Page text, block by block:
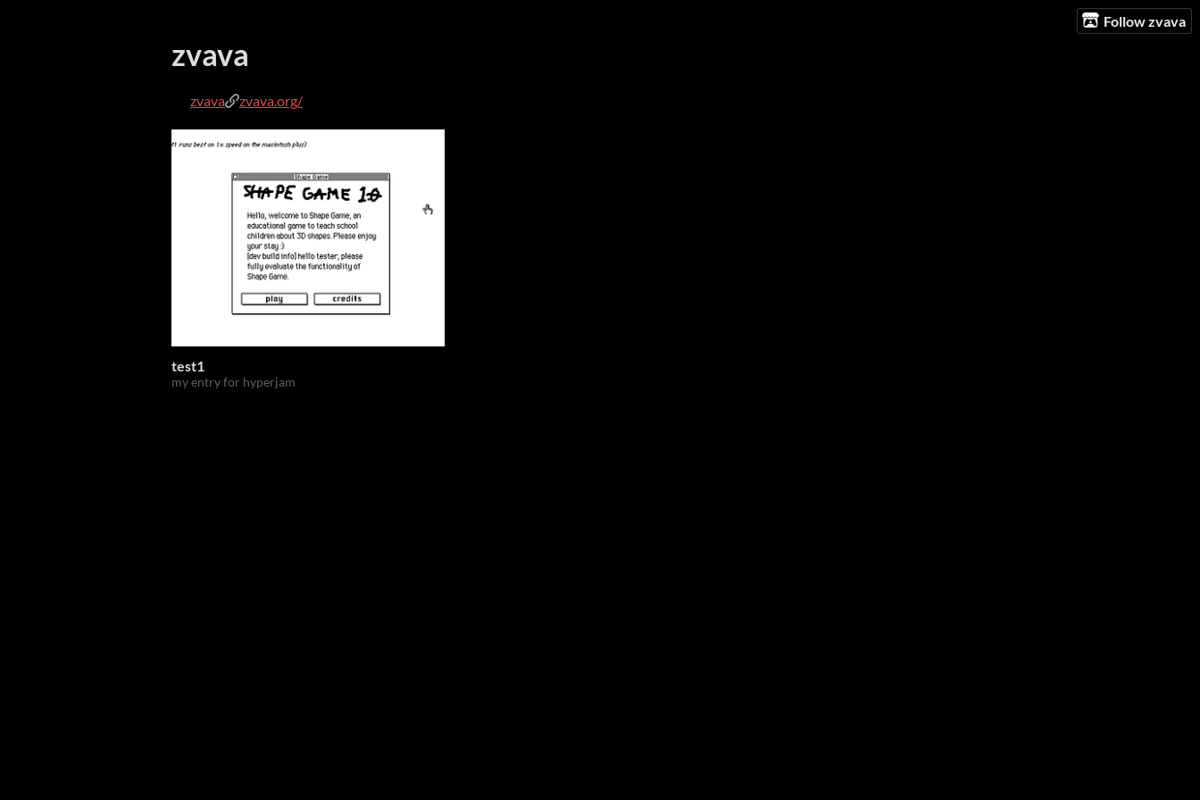
Follow zvava
zvava
zvava zvava.org/
test1
my entry for hyperjam